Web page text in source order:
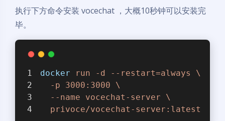
执行下方命令安装 vocechat ，大概10秒钟可以安装完
毕。
docker
run -d --restart=always \
  -p 3000:3000 \
  --name vocechat-server \
  privoce/vocechat-server:latest